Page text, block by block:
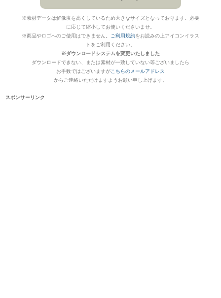
※素材データは解像度を高くしているため大きなサイズとなっております。必要
に応じて縮小してお使いくださいませ。
※商品やロゴへのご使用はできません。
ご利用規約をお読みの上アイコンイラス
トをご利用ください。
※ダウンロードシステムを変更いたしました
ダウンロードできない、または素材が一致していない等ございましたら
お手数ではございますがこちらのメールアドレス
からご連絡いただけますようお願い申し上げます。
スポンサーリンク